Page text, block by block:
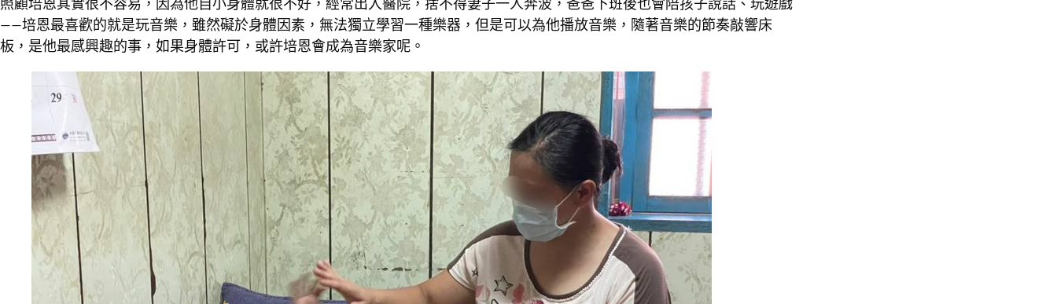
照顧培恩其實很不容易，因為他自小身體就很不好，經常出入醫院，捨不得妻子一人奔波，爸爸下班後也會陪孩子說話、玩遊戲
——培恩最喜歡的就是玩音樂，雖然礙於身體因素，無法獨立學習一種樂器，但是可以為他播放音樂，隨著音樂的節奏敲響床
板，是他最感興趣的事，如果身體許可，或許培恩會成為音樂家呢。